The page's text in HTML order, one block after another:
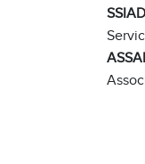
SSIAD